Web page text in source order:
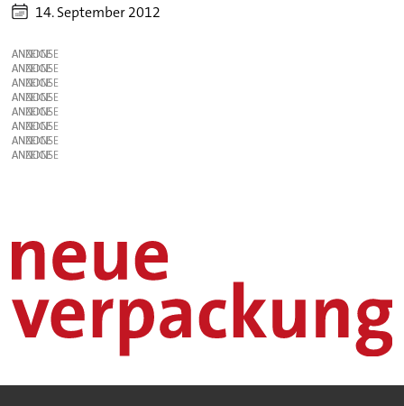
14. September 2012
ANZEIGE
ANZEIGE
ANZEIGE
ANZEIGE
ANZEIGE
ANZEIGE
ANZEIGE
ANZEIGE